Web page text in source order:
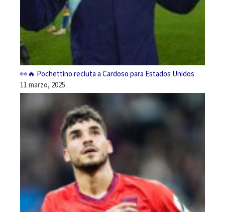
👀🔥 Pochettino recluta a Cardoso para Estados Unidos
11 marzo, 2025